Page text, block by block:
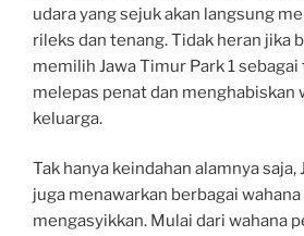
udara yang sejuk akan langsung
rileks dan tenang. Tidak heran jika
memilih Jawa Timur Park 1
melepas penat dan menghabiskan
keluarga.
Tak hanya keindahan alamnya saja,
juga menawarkan berbagai
mengasyikkan. Mulai dari wahana